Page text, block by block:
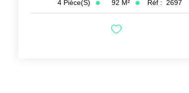
4 Pièce(s) 92 M² Réf : 2697